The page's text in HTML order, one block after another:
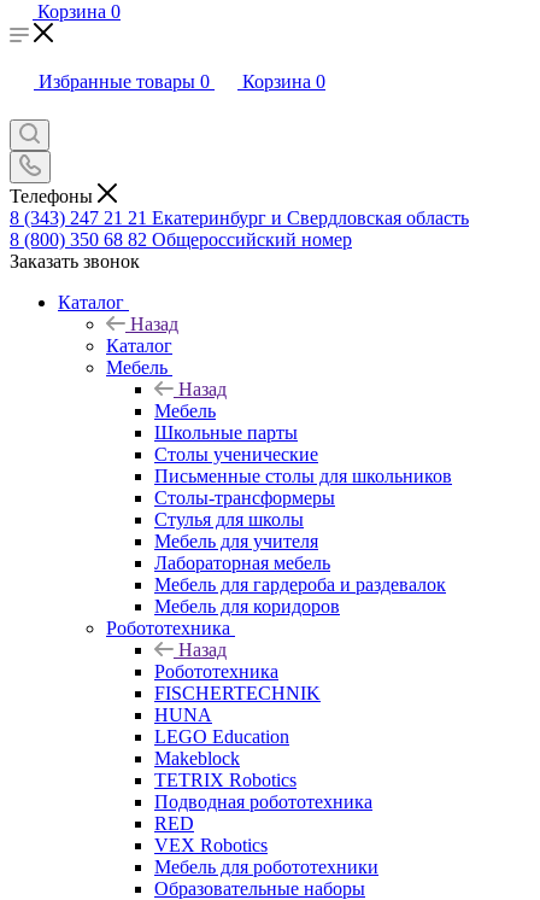
Корзина 0
Избранные товары 0 Корзина 0
Телефоны
8 (343) 247 21 21 Екатеринбург и Свердловская область
8 (800) 350 68 82 Общероссийский номер
Заказать звонок
Каталог
Назад
Каталог
Мебель
Назад
Мебель
Школьные парты
Столы ученические
Письменные столы для школьников
Столы-трансформеры
Стулья для школы
Мебель для учителя
Лабораторная мебель
Мебель для гардероба и раздевалок
Мебель для коридоров
Робототехника
Назад
Робототехника
FISCHERTECHNIK
HUNA
LEGO Education
Makeblock
TETRIX Robotics
Подводная робототехника
RED
VEX Robotics
Мебель для робототехники
Образовательные наборы